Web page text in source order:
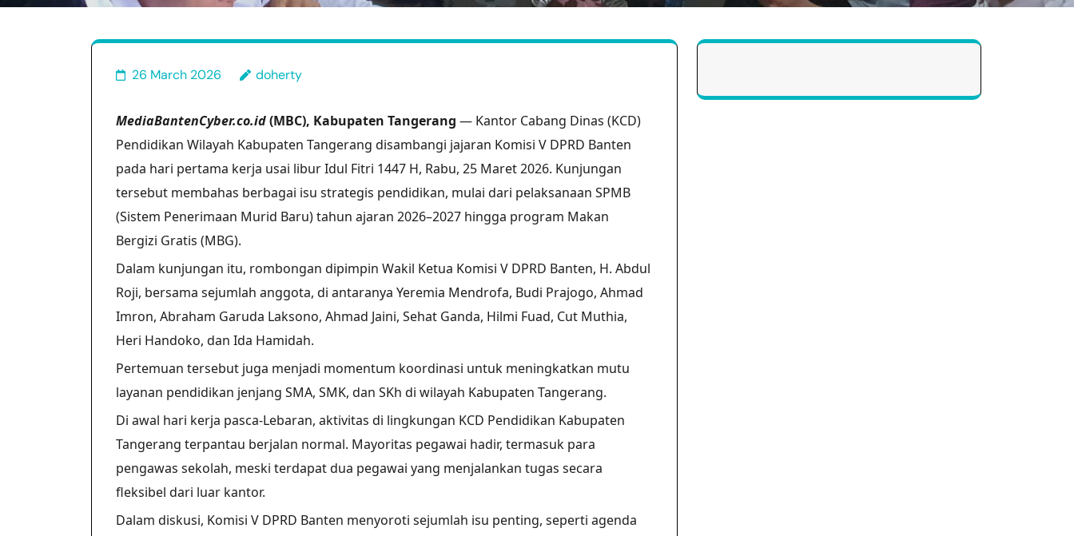
26 March 2026 doherty
MediaBantenCyber.co.id(MBC), Kabupaten Tangerang — Kantor Cabang Dinas (KCD)
Pendidikan Wilayah Kabupaten Tangerang disambangi jajaran Komisi V DPRD Banten
pada hari pertama kerja usai libur Idul Fitri 1447 H, Rabu, 25 Maret 2026. Kunjungan
tersebut membahas berbagai isu strategis pendidikan, mulai dari pelaksanaan SPMB
(Sistem Penerimaan Murid Baru) tahun ajaran 2026–2027 hingga program Makan
Bergizi Gratis (MBG).
Dalam kunjungan itu, rombongan dipimpin Wakil Ketua Komisi V DPRD Banten, H. Abdul
Roji, bersama sejumlah anggota, di antaranya Yeremia Mendrofa, Budi Prajogo, Ahmad
Imron, Abraham Garuda Laksono, Ahmad Jaini, Sehat Ganda, Hilmi Fuad, Cut Muthia,
Heri Handoko, dan Ida Hamidah.
Pertemuan tersebut juga menjadi momentum koordinasi untuk meningkatkan mutu
layanan pendidikan jenjang SMA, SMK, dan SKh di wilayah Kabupaten Tangerang.
Di awal hari kerja pasca-Lebaran, aktivitas di lingkungan KCD Pendidikan Kabupaten
Tangerang terpantau berjalan normal. Mayoritas pegawai hadir, termasuk para
pengawas sekolah, meski terdapat dua pegawai yang menjalankan tugas secara
fleksibel dari luar kantor.
Dalam diskusi, Komisi V DPRD Banten menyoroti sejumlah isu penting, seperti agenda